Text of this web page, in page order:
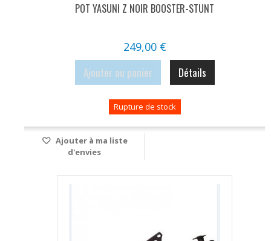
POT YASUNI Z NOIR BOOSTER-STUNT
249,00 €
Ajouter au panier Détails
Rupture de stock
Ajouter à ma liste
d'envies